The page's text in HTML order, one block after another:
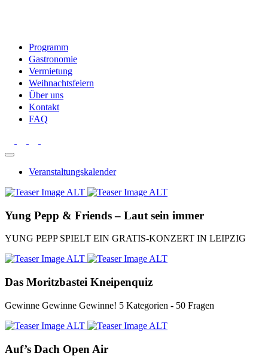
Programm
Gastronomie
Vermietung
Weihnachtsfeiern
Über uns
Kontakt
FAQ
Veranstaltungskalender
Yung Pepp & Friends – Laut sein immer
YUNG PEPP SPIELT EIN GRATIS-KONZERT IN LEIPZIG
Das Moritzbastei Kneipenquiz
Gewinne Gewinne Gewinne! 5 Kategorien - 50 Fragen
Auf’s Dach Open Air